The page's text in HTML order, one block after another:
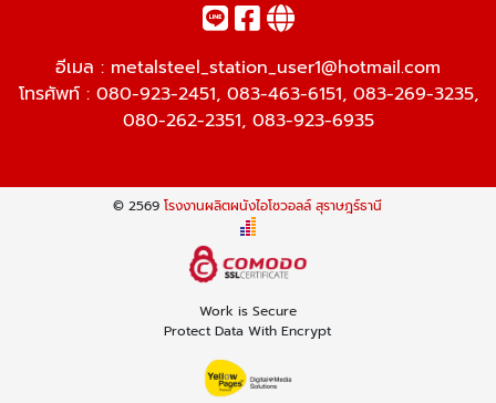
อีเมล : metalsteel_station_user1@hotmail.com
โทรศัพท์ : 080-923-2451, 083-463-6151, 083-269-3235,
080-262-2351, 083-923-6935
© 2569โรงงานผลิตผนังไอโซวอลล์ สุราษฎร์ธานี
Work is Secure
Protect Data With Encrypt